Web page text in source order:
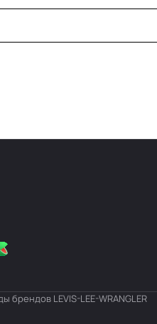
LEVIS-LEE-WRANGLER